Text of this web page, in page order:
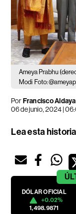
Ameya Prabhu
Modi Foto:
PorFrancisco Aldaya
06 de junio, 2024 |
Lea esta
DÓLAR OFICIAL
+0.02%
1,498.9871